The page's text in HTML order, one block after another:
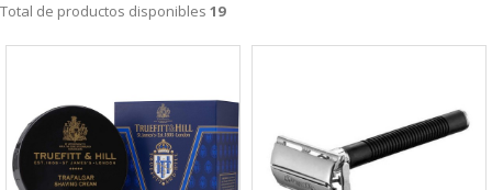
Total de productos disponibles 19